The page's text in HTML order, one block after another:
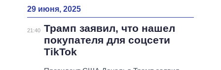
29 июня, 2025
21:40 Трамп заявил, что нашел
покупателя для соцсети
TikTok